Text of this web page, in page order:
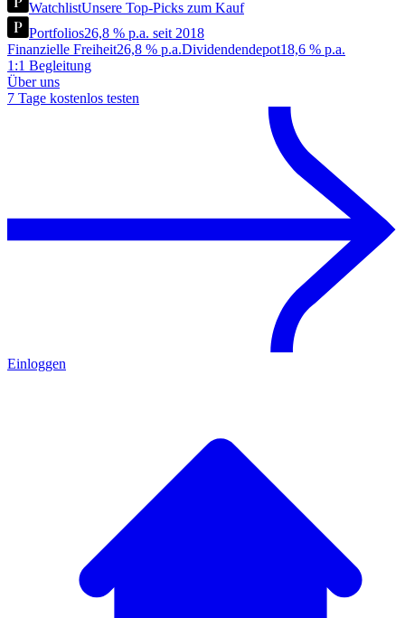
WatchlistUnsere Top-Picks zum Kauf
Portfolios26,8 % p.a. seit 2018
Finanzielle Freiheit26,8 % p.a.Dividendendepot18,6 % p.a.
1:1 Begleitung
Über uns
7 Tage kostenlos testen
Einloggen